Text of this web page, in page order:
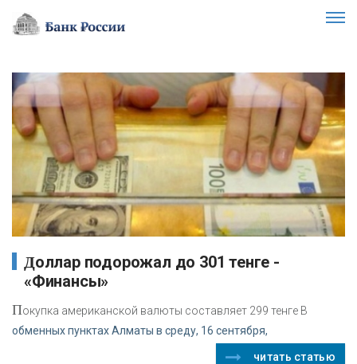
Доллар подорожал до 301 тенге -
«Финансы»
Покупка американской валюты составляет 299 тенге В
обменных пунктах Алматы в среду, 16 сентября,
читать статью